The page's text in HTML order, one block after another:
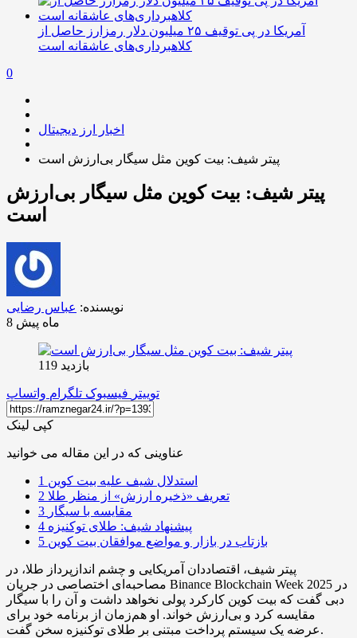
آمریکا در پی توقیف ۲۵ میلیون دلار رمزارز حاصل از
کلاهبرداری‌های عاشقانه است
0
اخبار ارز دیجیتال
پیتر شیف: بیت کوین مثل سیگار بی‌ارزش است
پیتر شیف: بیت کوین مثل سیگار بی‌ارزش
است
نویسنده: عباس رضایی
8 ماه پیش
بازدید 119
توییتر فیسبوک تلگرام واتساپ
کپی لینک
عناوینی که در این مقاله می خوانید
1 استدلال شیف علیه بیت کوین
2 تعریف «ذخیره ارزش» از منظر طلا
3 مقایسه با سیگار
4 پیشنهاد شیف: طلای توکنیزه
5 بازتاب در بازار و مواضع موافقان بیت کوین
پیتر شیف، اقتصاددان آمریکایی و چشم اندازپرداز طلا، در
مصاحبه‌ای اختصاصی در جریان Binance Blockchain Week 2025 در
دبی گفت که بیت کوین کارکرد پولی نخواهد داشت و آن را با سیگار
مقایسه کرد و بی‌ارزش خواند. او هم‌زمان از برنامه خود برای
عرضه یک سیستم پرداخت مبتنی بر طلای توکنیزه سخن گفت.